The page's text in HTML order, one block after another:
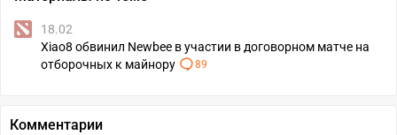
18.02
Xiao8 обвинил Newbee в участии в договорном матче на
отборочных к майнору
89
Комментарии